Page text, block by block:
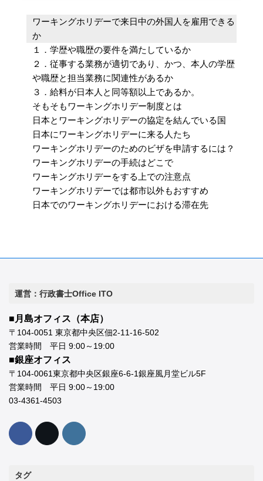
ワーキングホリデーで来日中の外国人を雇用できる
か
１．学歴や職歴の要件を満たしているか
２．従事する業務が適切であり、かつ、本人の学歴
や職歴と担当業務に関連性があるか
３．給料が日本人と同等額以上であるか。
そもそもワーキングホリデー制度とは
日本とワーキングホリデーの協定を結んでいる国
日本にワーキングホリデーに来る人たち
ワーキングホリデーのためのビザを申請するには？
ワーキングホリデーの手続はどこで
ワーキングホリデーをする上での注意点
ワーキングホリデーでは都市以外もおすすめ
日本でのワーキングホリデーにおける滞在先
運営：行政書士Office ITO
■月島オフィス（本店）
〒104-0051 東京都中央区佃2-11-16-502
営業時間 平日 9:00～19:00
■銀座オフィス
〒104-0061東京都中央区銀座6-6-1銀座風月堂ビル5F
営業時間 平日 9:00～19:00
03-4361-4503
タグ